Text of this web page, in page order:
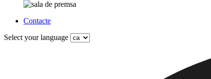
Contacte
Select your language